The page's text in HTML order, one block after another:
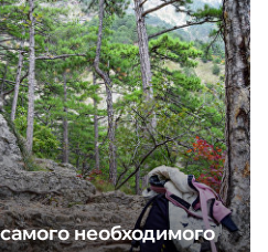
необходимого